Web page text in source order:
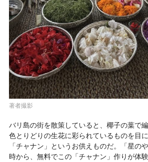
著者撮影
バリ島の街を散策していると、椰子の葉で
色とりどりの生花に彩られているものを目
「チャナン」というお供えものだ。「星の
時から、無料でこの「チャナン」作りが体